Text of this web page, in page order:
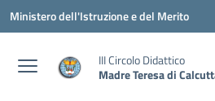
Vai ai contenuti
Vai al menu di navigazione
Vai al footer
Ministero dell'Istruzione e del Merito
III Circolo Didattico
Madre Teresa di